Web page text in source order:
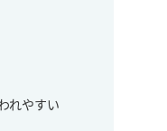
れやすい